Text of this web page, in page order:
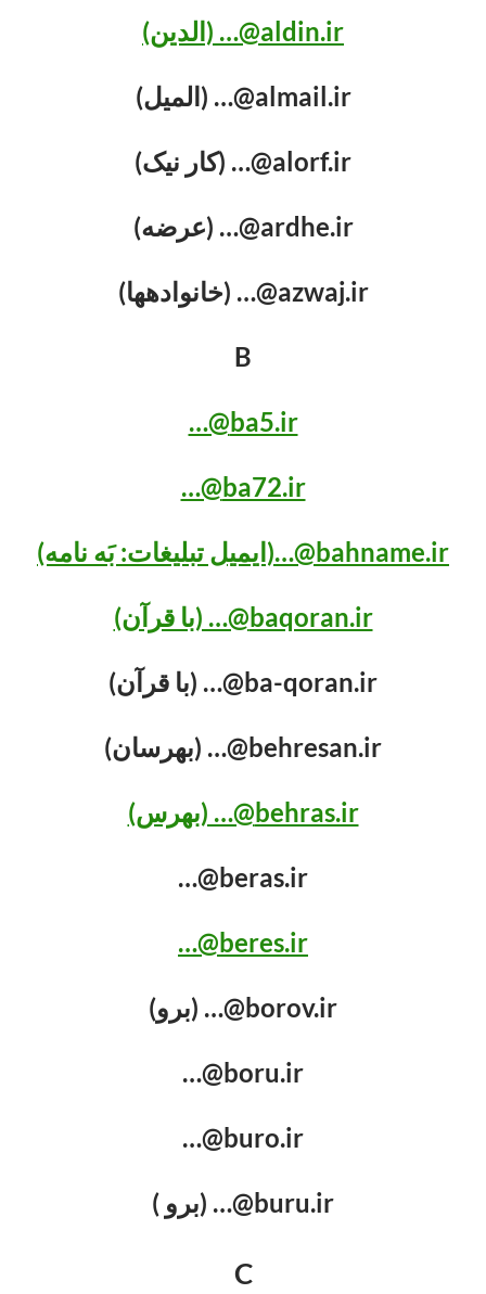
aldin.ir@… (الدین)
almail.ir@… (المیل)
alorf.ir@… (کار نیک)
ardhe.ir@… (عرضه)
azwaj.ir@… (خانواده‏ها)
B
ba5.ir@…
ba72.ir@…
bahname.ir@…(ایمیل تبلیغات: بَه نامه)
baqoran.ir@… (با قرآن)
ba-qoran.ir@… (با قرآن)
behresan.ir@… (بهرسان)
behras.ir@… (بهرس)
beras.ir@…
beres.ir@…
borov.ir@… (برو)
boru.ir@…
buro.ir@…
buru.ir@… (برو )
C